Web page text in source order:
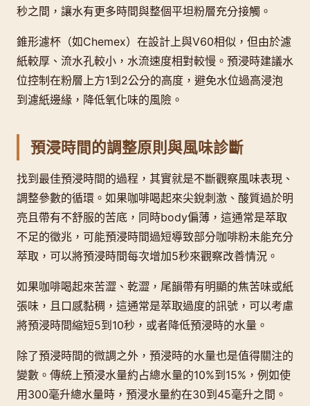
秒之間，讓水有更多時間與整個平坦粉層充分接觸。
錐形濾杯（如Chemex）在設計上與V60相似，但由於濾
紙較厚、流水孔較小，水流速度相對較慢。預浸時建議水
位控制在粉層上方1到2公分的高度，避免水位過高浸泡
到濾紙邊緣，降低氧化味的風險。
預浸時間的調整原則與風味診斷
找到最佳預浸時間的過程，其實就是不斷觀察風味表現、
調整參數的循環。如果咖啡喝起來尖銳刺激、酸質過於明
亮且帶有不舒服的苦底，同時body偏薄，這通常是萃取
不足的徵兆，可能預浸時間過短導致部分咖啡粉未能充分
萃取，可以將預浸時間每次增加5秒來觀察改善情況。
如果咖啡喝起來苦澀、乾澀，尾韻帶有明顯的焦苦味或紙
張味，且口感黏稠，這通常是萃取過度的訊號，可以考慮
將預浸時間縮短5到10秒，或者降低預浸時的水量。
除了預浸時間的微調之外，預浸時的水量也是值得關注的
變數。傳統上預浸水量約占總水量的10%到15%，例如使
用300毫升總水量時，預浸水量約在30到45毫升之間。